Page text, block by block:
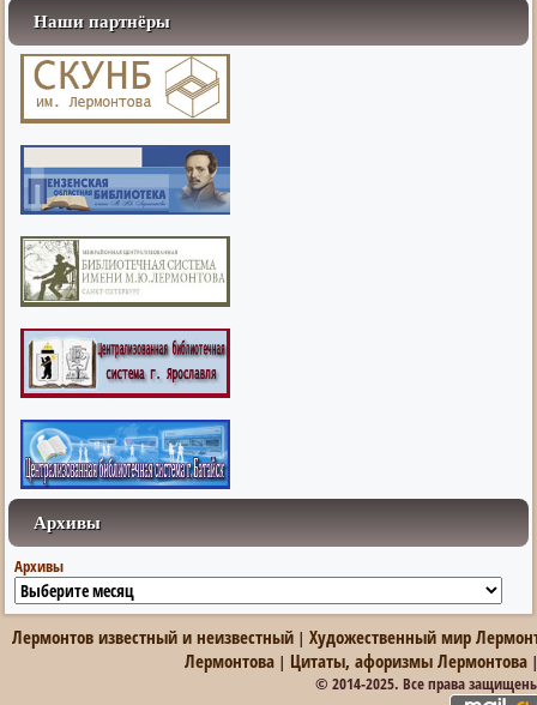
Наши партнёры
Архивы
Архивы
Лермонтов известный и неизвестный |Художественный мир
Лермонтова | Цитаты, афоризмы Лермонтова
© 2014-2025. Все права